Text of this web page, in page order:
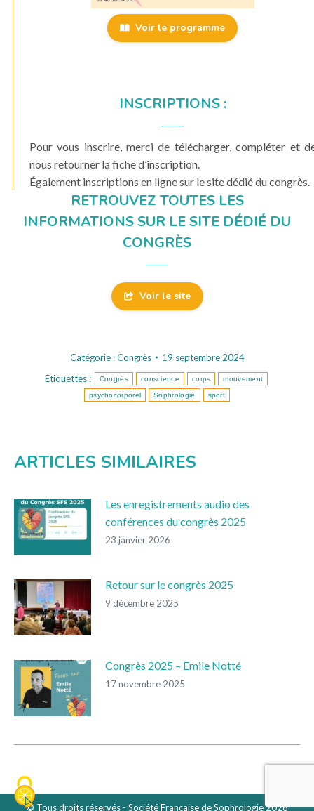
Voir le programme
INSCRIPTIONS :
Pour vous inscrire, merci de télécharger, compléter et
nous retourner la fiche d’inscription.
Également inscriptions en ligne sur le site dédié du congrès.
RETROUVEZ TOUTES LES
INFORMATIONS SUR LE SITE DÉDIÉ DU
CONGRÈS
Voir le site
Catégorie :Congrès
19 septembre 2024
Étiquettes :
Congrès conscience corps mouvement
psychocorporel Sophrologie sport
ARTICLES SIMILAIRES
Les enregistrements audio des
conférences du congrès 2025
23 janvier 2026
Retour sur le congrès 2025
9 décembre 2025
Congrès 2025 – Emile Notté
17 novembre 2025
© Tous droits réservés - Société Française de Sophrologie 2026